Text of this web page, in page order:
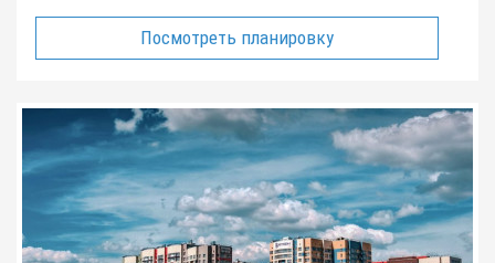
Посмотреть планировку